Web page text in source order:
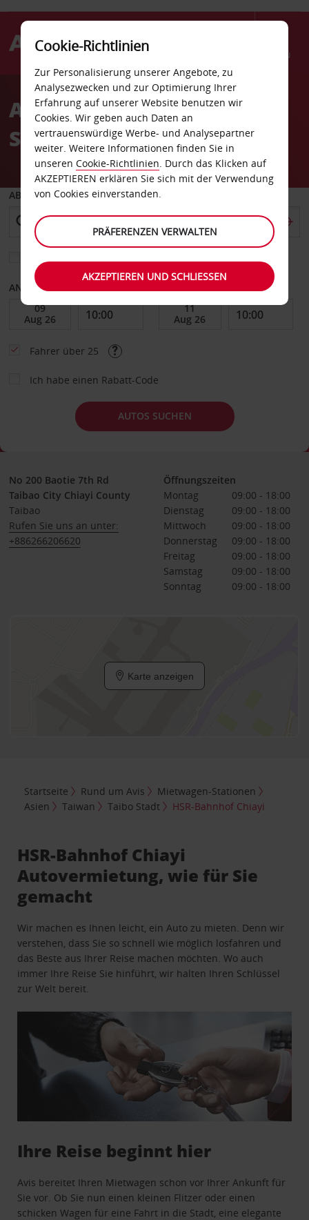
Menü
AvisAutovermietung HSR
Station Chiayi
ABHOLEN VON
ANFANGSDATUM
Fahrer über 25
Ich habe einen Rabatt-Code
AUTOS SUCHEN
No 200 Baotie 7th Rd
Taibao City Chiayi County
Taibao
Rufen Sie uns an unter:
+886266206620
Öffnungszeiten
Montag
09:00 - 18:00
Dienstag
09:00 - 18:00
Mittwoch
09:00 - 18:00
Donnerstag
09:00 - 18:00
Freitag
09:00 - 18:00
Samstag
09:00 - 18:00
Sonntag
09:00 - 18:00
Karte anzeigen
Startseite Rund um Avis
Mietwagen-Stationen
Asien
Taiwan Taibo Stadt HSR-Bahnhof Chiayi
HSR-Bahnhof Chiayi
Autovermietung, wie für Sie
gemacht
Wir machen es Ihnen leicht, ein Auto zu mieten. Denn wir
verstehen, dass Sie so schnell wie möglich losfahren und
das Beste aus Ihrer Reise machen möchten. Wo auch
immer Ihre Reise Sie hinführt, wir halten Ihren Schlüssel
zur Welt bereit.
Ihre Reise beginnt hier
Avis bereitet Ihren Mietwagen schon vor Ihrer Ankunft für
Sie vor. Ob Sie nun einen kleinen Flitzer oder einen
schicken Wagen für eine Fahrt in die Stadt, eine elegante
Cookie-Richtlinien
Zur Personalisierung unserer Angebote, zu
Analysezwecken und zur Optimierung Ihrer
Erfahrung auf unserer Website benutzen wir
Cookies. Wir geben auch Daten an
vertrauenswürdige Werbe- und Analysepartner
weiter. Weitere Informationen finden Sie in
unseren Cookie-Richtlinien. Durch das Klicken auf
AKZEPTIEREN erklären Sie sich mit der Verwendung
von Cookies einverstanden.
PRÄFERENZEN VERWALTEN
AKZEPTIEREN UND SCHLIESSEN